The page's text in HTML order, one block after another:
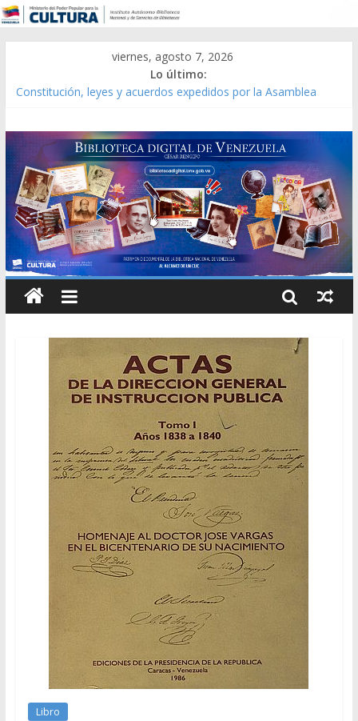
viernes, agosto 7, 2026
Lo último:
Constitución, leyes y acuerdos expedidos por la Asamblea
Modesta Bor Sánchez [material gráfico]
Gaceta Oficial de la República de Venezuela año CXXXIII Mes V,
Caracas 09 de marzo de 2006 N° 38.394
Catálogo temático de obras de Modesta Bor
Libro